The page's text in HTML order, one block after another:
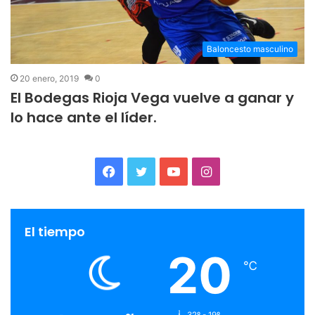
Baloncesto masculino
20 enero, 2019 0
El Bodegas Rioja Vega vuelve a ganar y
lo hace ante el líder.
b
T
u
I
t
a
g
El tiempo
20 ℃